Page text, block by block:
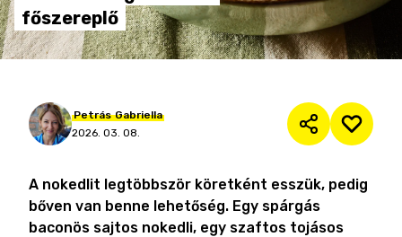
főszereplő
Petrás Gabriella
2026. 03. 08.
A nokedlit legtöbbször köretként esszük, pedig
bőven van benne lehetőség. Egy spárgás
baconös sajtos nokedli, egy szaftos tojásos